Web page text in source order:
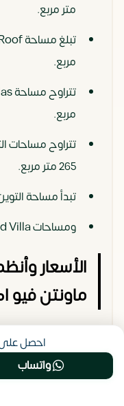
متر مربع.
مربع.
مربع.
265 متر مربع.
تبدأ مساحة التوين
ومساحات Grand Villa تبدأ من 350 متر مربع.
الأسعار
ماونتن فيو
تم بيع جميع وحدات
معنا الان واعرف
احصل
واتساب